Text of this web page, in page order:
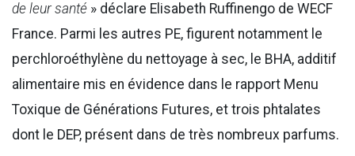
de leur santé » déclare Elisabeth Ruffinengo de WECF
France. Parmi les autres PE, figurent notamment le
perchloroéthylène du nettoyage à sec, le BHA, additif
alimentaire mis en évidence dans le rapport Menu
Toxique de Générations Futures, et trois phtalates
dont le DEP, présent dans de très nombreux parfums.